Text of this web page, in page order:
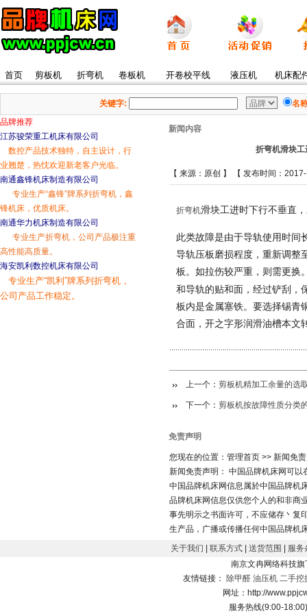
首页 剪板机 折弯机 卷板机 开卷校平线 液压机 机床配
关键字:
名
品牌推荐
江苏骏荣重工机床有限公司
数控产品技术独特，自主设计，行
业翘楚，热忱欢迎新老客户光临。
南通鑫锋机床制造有限公司
专业生产“鑫锋”牌系列折弯机， 鑫
锋机床，优质机床。
南通华力机床制造有限公司
专业生产折弯机，公司产品极注重
高性能高质量。
海安凯利数控机床有限公司
专业生产“凯利”牌系列折弯机，
公司产品工作稳定。
新闻内容
折弯机滑块
【 来源：原创 】 【 发布时间：
折弯机滑块工进时下行不垂直
此类故障是由于导轨使用时间
导轨压板磨损程度，重新调整
板。如拉伤较严重，则需更换
和导轨的贴和面，经过铲刮，
板内是金属塞铁。要选择锡青
合面，开之字形润滑油槽本文
上一个： 剪板机精加工余量的选
下一个： 剪板机按故障性质分类
免责声明
您现在的位置：管理首页 >> 新闻免
新闻免责声明： 中国品牌机床网可
中国品牌机床网信息属於中国品牌机
品牌机床网信息仅供您个人的和非商
事先明示之书面许可，不应储存丶复
生产品，广播或传播任何中国品牌机
员。如果您是一个组织，那麽您同
有前述限制，您可以偶尔及非定期
电子邮件以外的方式抄送给有限的
有的版权和其他专有权丶信息来源
被视爲有利害关系的组织和个人所
关于我们 联系方式| 送货范围
服务
南京文冉网络科技旗
友情链接：
除甲醛 油压机 二手挖
网址：http://
服务热线(9:00-